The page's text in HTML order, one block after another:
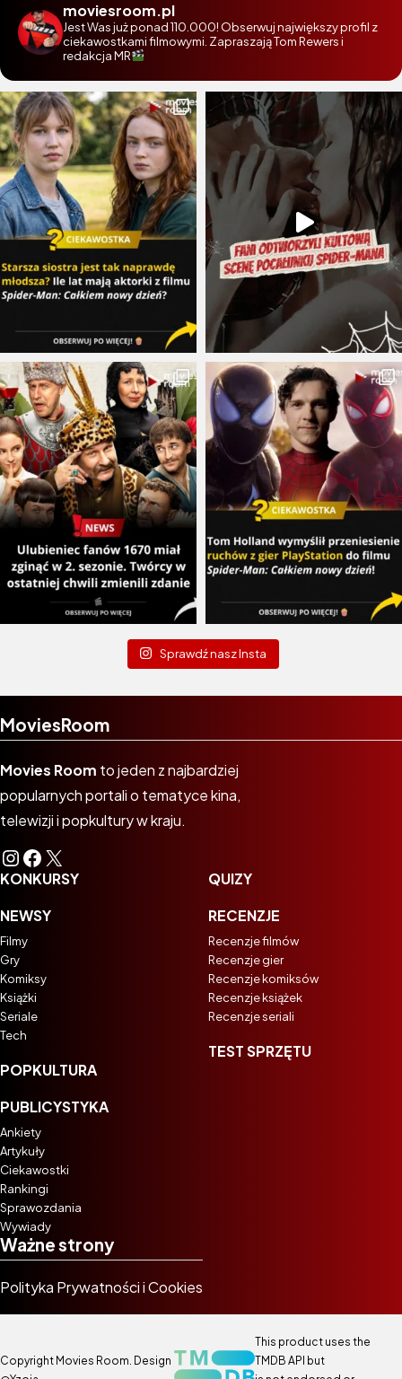
moviesroom.pl
Jest Was już ponad 110.000! Obserwuj największy profil z
ciekawostkami filmowymi. Zapraszają Tom Rewers i
redakcja MR
Sprawdź nasz Insta
MoviesRoom
Movies Room to jeden z najbardziej
popularnych portali o tematyce kina,
telewizji i popkultury w kraju.
Instagram
Facebook
X
KONKURSY
NEWSY
Filmy
Gry
Komiksy
Książki
Seriale
Tech
POPKULTURA
PUBLICYSTYKA
Ankiety
Artykuły
Ciekawostki
Rankingi
Sprawozdania
Wywiady
QUIZY
RECENZJE
Recenzje filmów
Recenzje gier
Recenzje komiksów
Recenzje książek
Recenzje seriali
TEST SPRZĘTU
Ważne strony
Polityka Prywatności i Cookies
Copyright Movies Room. Design
This product uses the
TMDB API but